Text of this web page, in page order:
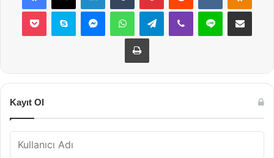
Pocket Skype MessengerWhatsAppTelegramViber Line E-Posta ile
Yazdır
Kayıt Ol